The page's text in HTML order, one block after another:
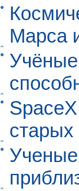
Марса
старых